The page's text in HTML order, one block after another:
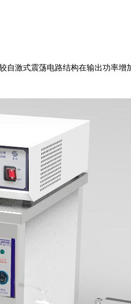
自激式震荡电路结构在输出功率